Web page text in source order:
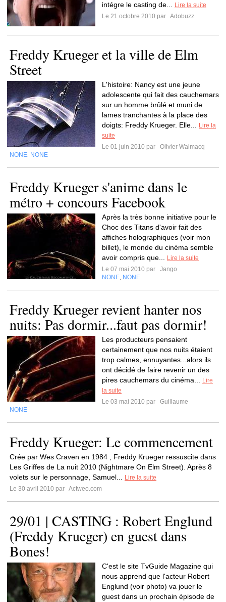
intégre le casting de...
Lire la suite
Le 21 octobre 2010 par Adobuzz
Freddy Krueger et la ville de Elm
Street
L'histoire: Nancy est une jeune
adolescente qui fait des cauchemars
sur un homme brûlé et muni de
lames tranchantes à la place des
doigts: Freddy Krueger. Elle...
Lire la
suite
Le 01 juin 2010 par
Olivier Walmacq
NONE NONE
Freddy Krueger s'anime dans le
métro + concours Facebook
Après la très bonne initiative pour le
Choc des Titans d'avoir fait des
affiches holographiques (voir mon
billet), le monde du cinéma semble
avoir compris que...
Lire la suite
Le 07 mai 2010 par
Jango
NONE NONE
Freddy Krueger revient hanter nos
nuits: Pas dormir...faut pas dormir!
Les producteurs pensaient
certainement que nos nuits étaient
trop calmes, ennuyantes...alors ils
ont décidé de faire revenir un des
pires cauchemars du cinéma...
Lire
la suite
Le 03 mai 2010 par
Guillaume
NONE
Freddy Krueger: Le commencement
Crée par Wes Craven en 1984 , Freddy Krueger ressuscite dans
Les Griffes de La nuit 2010 (Nightmare On Elm Street). Après 8
volets sur le personnage, Samuel...
Lire la suite
Le 30 avril 2010 par Actweo.com
29/01 | CASTING : Robert Englund
(Freddy Krueger) en guest dans
Bones!
C'est le site TvGuide Magazine qui
nous apprend que l'acteur Robert
Englund (voir photo) va jouer le
guest dans un prochain épisode de